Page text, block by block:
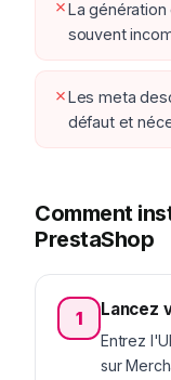
✗La
souvent
✗Les meta
défaut et
Comment
PrestaShop
1 Lancez
Entrez
sur